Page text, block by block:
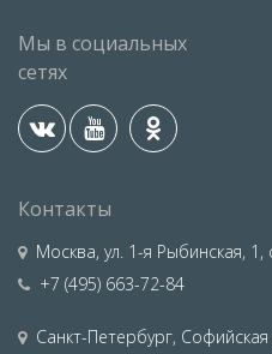
Мы в социальных
сетях
Контакты
Москва, ул. 1-я Рыбинская, 1,
+7 (495) 663-72-84
Санкт-Петербург, Софийская